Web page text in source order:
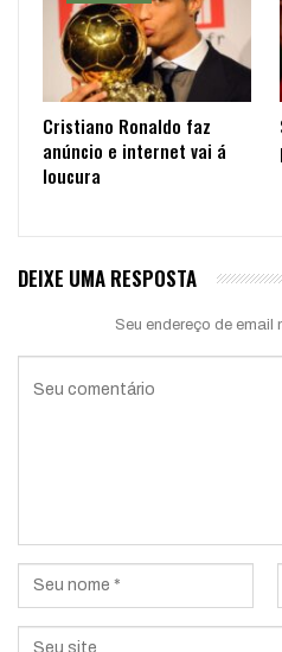
Cristiano Ronaldo faz
anúncio e internet vai á
loucura
DEIXE UMA RESPOSTA
Seu endereço de email